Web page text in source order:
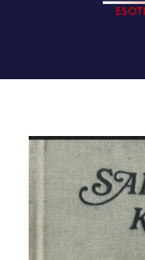
INICIO
QUIENES SOMOS